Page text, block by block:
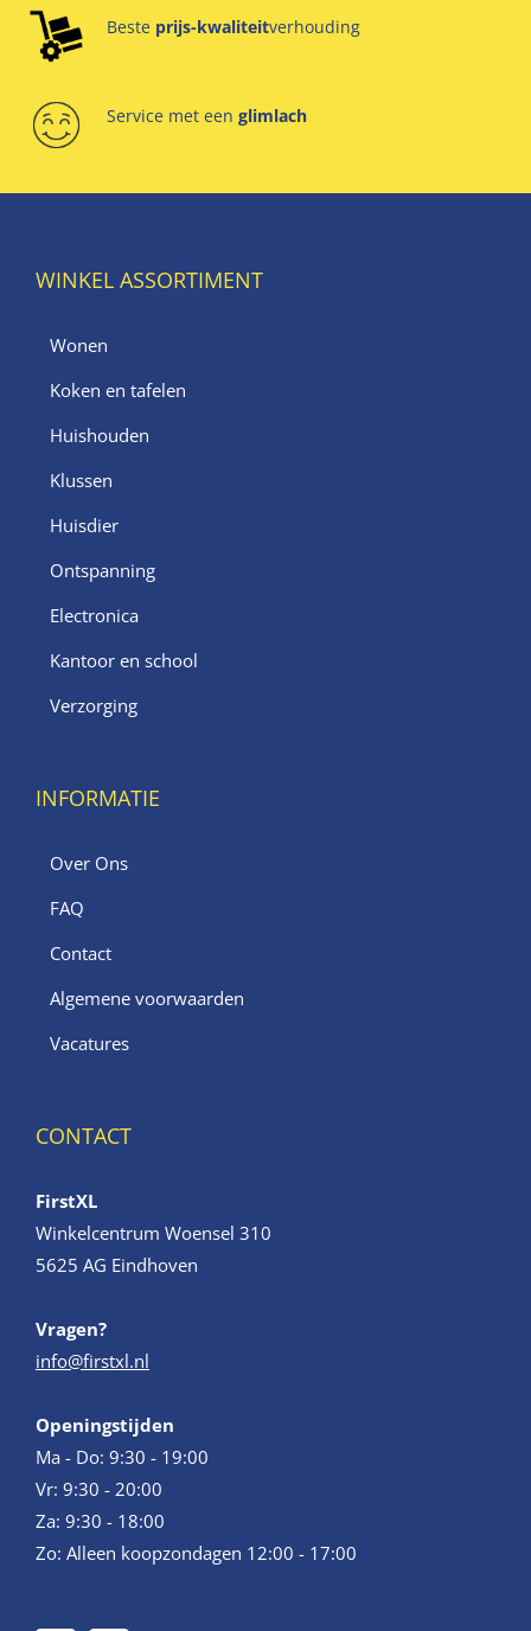
Beste prijs-kwaliteitverhouding
Service met een glimlach
WINKEL ASSORTIMENT
Wonen
Koken en tafelen
Huishouden
Klussen
Huisdier
Ontspanning
Electronica
Kantoor en school
Verzorging
INFORMATIE
Over Ons
FAQ
Contact
Algemene voorwaarden
Vacatures
CONTACT
FirstXL
Winkelcentrum Woensel 310
5625 AG Eindhoven
Vragen?
info@firstxl.nl
Openingstijden
Ma - Do: 9:30 - 19:00
Vr: 9:30 - 20:00
Za: 9:30 - 18:00
Zo: Alleen koopzondagen 12:00 - 17:00